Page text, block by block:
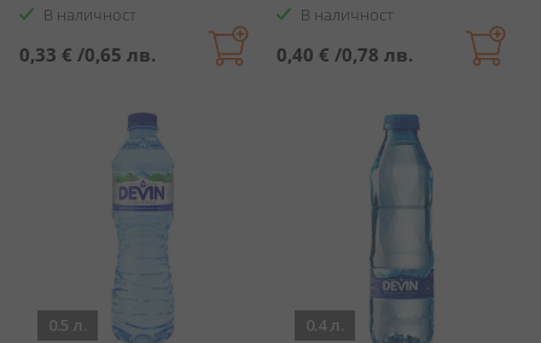
В наличност
0,33 € /0,65 лв.
В наличност
0,40 € /0,78 лв.
0.5 л. 0.4 л.